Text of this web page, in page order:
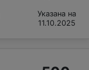
Указана на
11.10.2025